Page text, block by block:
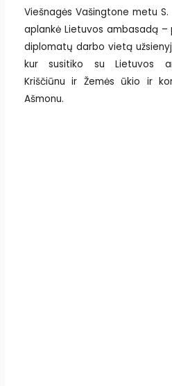
Viešnagės Vašingtone metu S.
aplankė Lietuvos ambasadą –
diplomatų darbo vietą
kur susitiko su Lietuvos
Kriščiūnu ir Žemės ūkio ir
Ašmonu.